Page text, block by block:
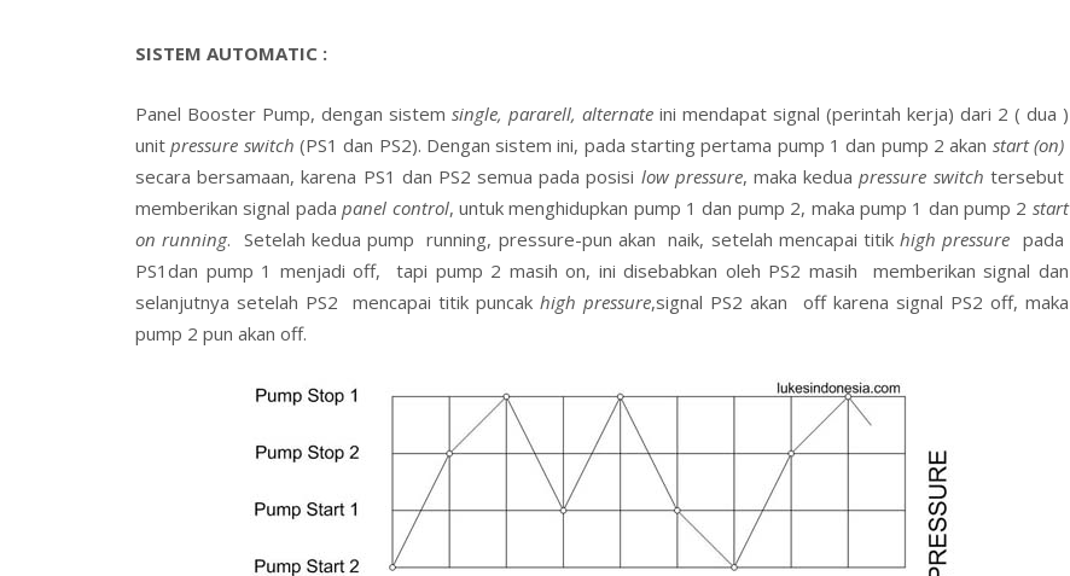
SISTEM AUTOMATIC :
Panel Booster Pump, dengan sistem single, pararell, alternateini mendapat signal (perintah kerja) dari 2 ( dua )
unitpressure switch (PS1 dan PS2). Dengan sistem ini, pada starting pertama pump 1 dan pump 2 akan start (on)
secara bersamaan, karena PS1 dan PS2 semua pada posisi low pressure, maka keduapressure switch tersebut
memberikan signal padapanel control, untuk menghidupkan pump 1 dan pump 2, maka pump 1 dan pump 2 start
on running. Setelah kedua pump running, pressure-pun akan naik, setelah mencapai titikhigh pressure pada
PS1dan pump 1 menjadi off, tapi pump 2 masih on, ini disebabkan oleh PS2 masih memberikan signal dan
selanjutnya setelah PS2 mencapai titik puncakhigh pressure,signal PS2 akan off karena signal PS2 off, maka
pump 2 pun akan off.